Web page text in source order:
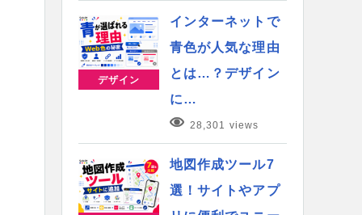
デザイン
インターネットで
青色が人気な理由
とは…？デザイン
に…
28,301 views
地図作成ツール7
選！サイトやアプ